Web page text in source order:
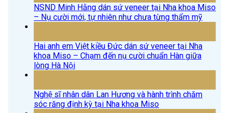
NSND Minh Hằng dán sứ veneer tại Nha khoa Miso
– Nụ cười mới, tự nhiên như chưa từng thẩm mỹ
Hai anh em Việt kiều Đức dán sứ veneer tại Nha
khoa Miso – Chạm đến nụ cười chuẩn Hàn giữa
lòng Hà Nội
Nghệ sĩ nhân dân Lan Hương và hành trình chăm
sóc răng định kỳ tại Nha khoa Miso